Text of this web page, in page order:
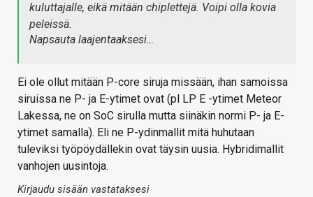
kuluttajalle, eikä mitään chiplettejä. Voipi olla kovia
peleissä.
Napsauta laajentaaksesi…
Ei ole ollut mitään P-core siruja missään, ihan samoissa
siruissa ne P- ja E-ytimet ovat (pl LP E -ytimet Meteor
Lakessa, ne on SoC sirulla mutta siinäkin normi P- ja E-
ytimet samalla). Eli ne P-ydinmallit mitä huhutaan
tuleviksi työpöydällekin ovat täysin uusia. Hybridimallit
vanhojen uusintoja.
Kirjaudu sisään vastataksesi